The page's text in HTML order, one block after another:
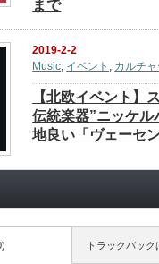
まで
2019-2-2
Music, イベント , カルチャ
【北欧イベント】
伝統楽器”ニッケル
地良い「ヴェーセ
トラックバック